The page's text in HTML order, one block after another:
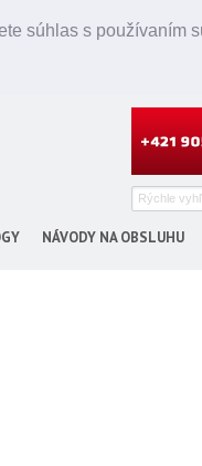
súhlas s používaním
NÁVODY NA OBSLUHU